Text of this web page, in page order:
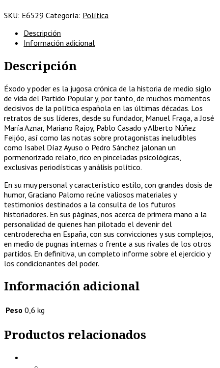
historia
española/2024,nuevo*
SKU: E6529 Categoría: Política
Descripción
Información adicional
Descripción
Éxodo y poder es la jugosa crónica de la historia de medio siglo
de vida del Partido Popular y, por tanto, de muchos momentos
decisivos de la política española en las últimas décadas. Los
retratos de sus líderes, desde su fundador, Manuel Fraga, a José
María Aznar, Mariano Rajoy, Pablo Casado y Alberto Núñez
Feijóo, así como las notas sobre protagonistas ineludibles
como Isabel Díaz Ayuso o Pedro Sánchez jalonan un
pormenorizado relato, rico en pinceladas psicológicas,
exclusivas periodísticas y análisis político.
En su muy personal y característico estilo, con grandes dosis de
humor, Graciano Palomo reúne valiosos materiales y
testimonios destinados a la consulta de los futuros
historiadores. En sus páginas, nos acerca de primera mano a la
personalidad de quienes han pilotado el devenir del
centroderecha en España, con sus convicciones y sus complejos,
en medio de pugnas internas o frente a sus rivales de los otros
partidos. En definitiva, un completo informe sobre el ejercicio y
los condicionantes del poder.
Información adicional
Peso 0,6 kg
Productos relacionados